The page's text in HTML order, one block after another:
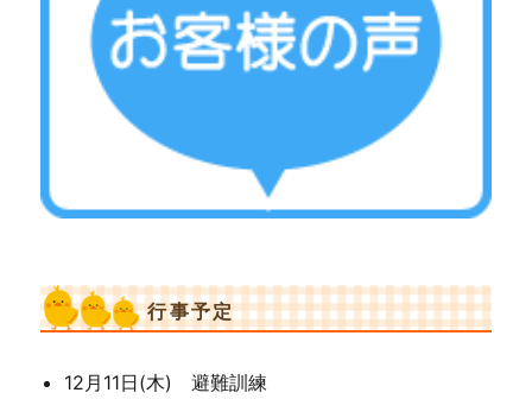
今年の恵方は南南東だったので、「神様が向こうに
いるから、神様にお願い事をしながら食べようね」
と、皆で同じ方向を向いて頂きました
皆大きなお口で頬張ってくれましたよ(^^)
実際の恵方巻の時とは違い、お友達と「美味しい
託児所の子どもたちは、どんなお願い事をしたので
行事予定
12月11日(木) 避難訓練